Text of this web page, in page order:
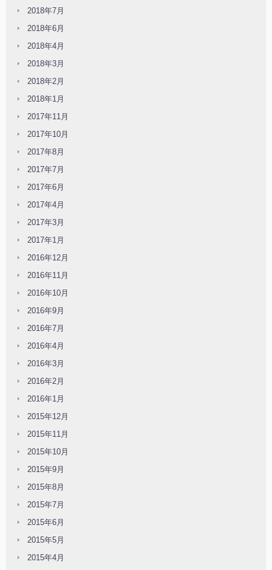
2018年7月
2018年6月
2018年4月
2018年3月
2018年2月
2018年1月
2017年11月
2017年10月
2017年8月
2017年7月
2017年6月
2017年4月
2017年3月
2017年1月
2016年12月
2016年11月
2016年10月
2016年9月
2016年7月
2016年4月
2016年3月
2016年2月
2016年1月
2015年12月
2015年11月
2015年10月
2015年9月
2015年8月
2015年7月
2015年6月
2015年5月
2015年4月